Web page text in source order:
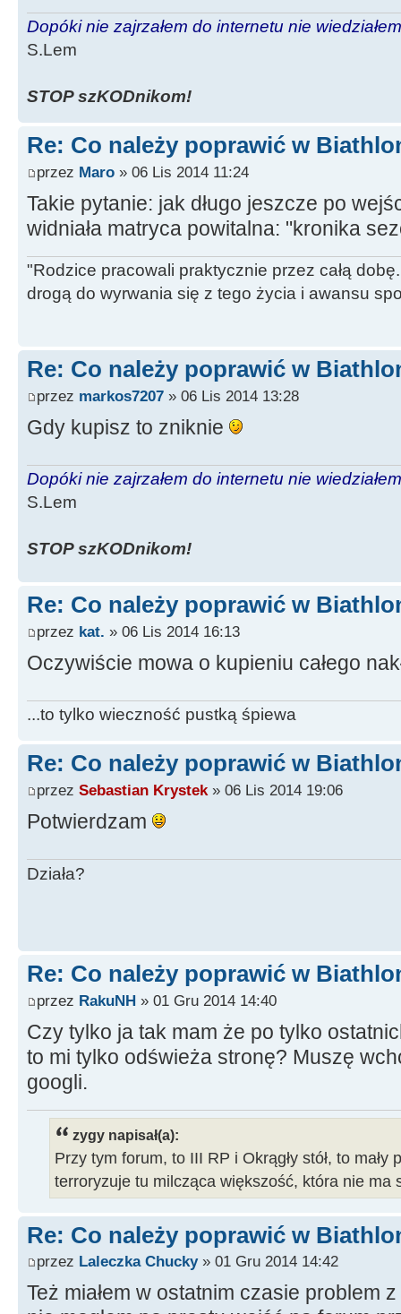
Dopóki nie zajrzałem do internetu nie
S.Lem
STOP szKODnikom!
Re: Co należy poprawić w
przez Maro » 06 Lis 2014 11:24
Takie pytanie: jak długo jeszcze po
widniała matryca powitalna: "kronika
"Rodzice pracowali praktycznie przez całą
drogą do wyrwania się z tego życia i awansu
Re: Co należy poprawić w
przez markos7207 » 06 Lis 2014 13:28
Gdy kupisz to zniknie
Dopóki nie zajrzałem do internetu nie
S.Lem
STOP szKODnikom!
Re: Co należy poprawić w
przez kat. » 06 Lis 2014 16:13
Oczywiście mowa o kupieniu całego
...to tylko wieczność pustką śpiewa
Re: Co należy poprawić w
przez Sebastian Krystek » 06 Lis 2014 19:06
Potwierdzam
Działa?
Re: Co należy poprawić w
przez RakuNH » 01 Gru 2014 14:40
Czy tylko ja tak mam że po tylko
to mi tylko odświeża stronę? Muszę
googli.
zygy napisał(a):
Przy tym forum, to III RP i Okrągły stół, to
terroryzuje tu milcząca większość, która nie ma
Re: Co należy poprawić w
przez Laleczka Chucky» 01 Gru 2014 14:42
Też miałem w ostatnim czasie problem